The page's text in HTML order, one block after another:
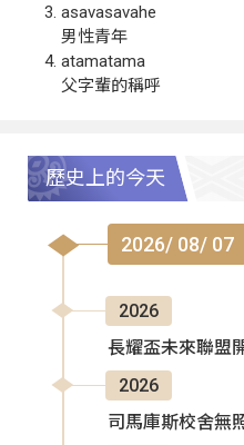
asavasavahe
男性青年
atamatama
父字輩的稱呼
歷史上的今天
2026/ 08/ 07
2026
長耀盃未來聯盟
2026
司馬庫斯校舍無